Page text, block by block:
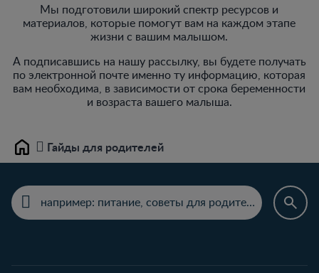
Мы подготовили широкий спектр ресурсов и
материалов, которые помогут вам на каждом этапе
жизни с вашим малышом.
А подписавшись на нашу рассылку, вы будете получать
по электронной почте именно ту информацию, которая
вам необходима, в зависимости от срока беременности
и возраста вашего малыша.
Home Гайды для родителей